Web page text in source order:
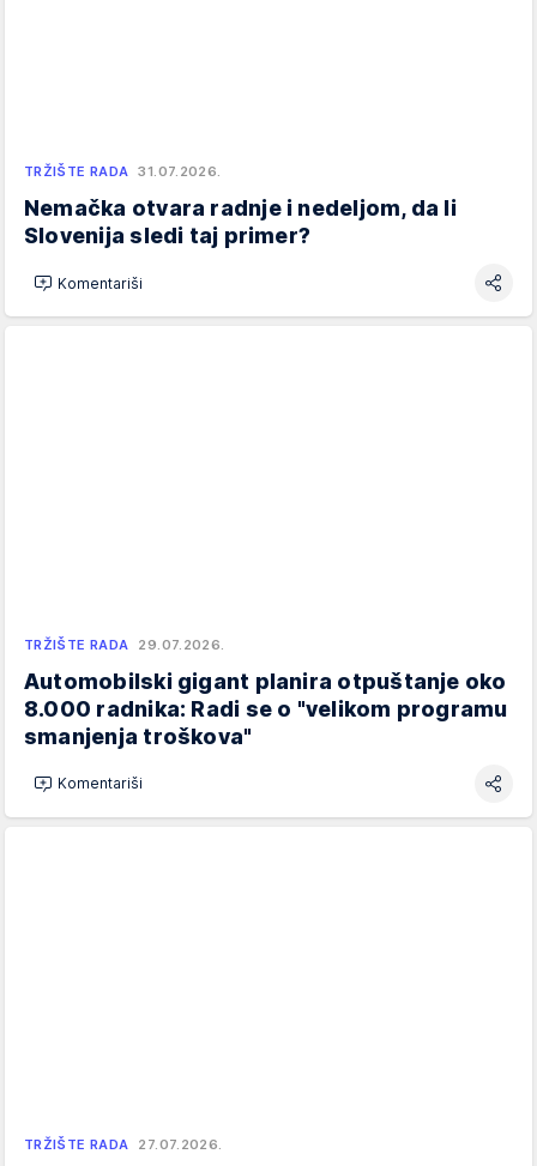
TRŽIŠTE RADA 31.07.2026.
Nemačka otvara radnje i nedeljom, da li
Slovenija sledi taj primer?
Komentariši
TRŽIŠTE RADA 29.07.2026.
Automobilski gigant planira otpuštanje oko
8.000 radnika: Radi se o "velikom programu
smanjenja troškova"
Komentariši
TRŽIŠTE RADA 27.07.2026.